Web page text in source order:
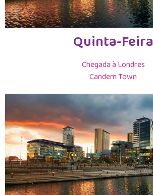
Quinta-Feira
Chegada à Londres
Candem Town